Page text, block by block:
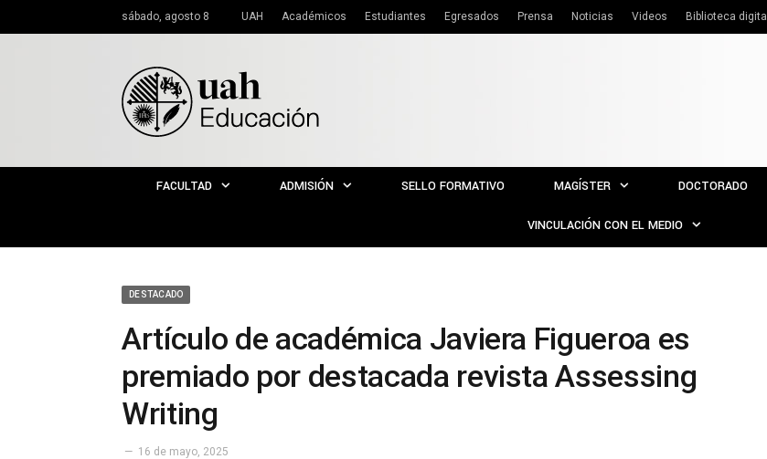
sábado, agosto 8 UAH Académicos Estudiantes Egresados Prensa Noticias Videos Biblioteca digital
FACULTAD ADMISIÓN SELLO FORMATIVO MAGÍSTER DOCTORADO
VINCULACIÓN CON EL MEDIO
DESTACADO
Artículo de académica Javiera Figueroa es
premiado por destacada revista Assessing
Writing
16 de mayo, 2025